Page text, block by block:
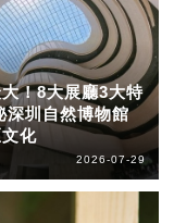
！8大展廳3大特
深圳自然博物館
文化
2026-07-29